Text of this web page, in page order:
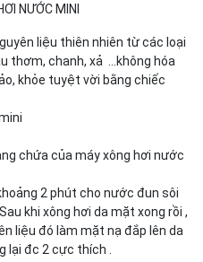
NƯỚC MINI
liệu thiên nhiên từ các loại
thơm, chanh, xả ...không hóa
khỏe tuyệt vời bằng chiếc
chứa của máy xông hơi nước
2 phút cho nước đun sôi
khi xông hơi da mặt xong rồi ,
liệu đó làm mặt nạ đắp lên da
lại đc 2 cực thích .